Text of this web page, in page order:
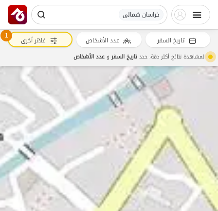
خراسان شمالی
تاريخ السفر عدد الأشخاص 1 فلاتر أخرى
لمشاهدة نتائج أكثر دقة، حددتاريخ السفروعدد الأشخاص